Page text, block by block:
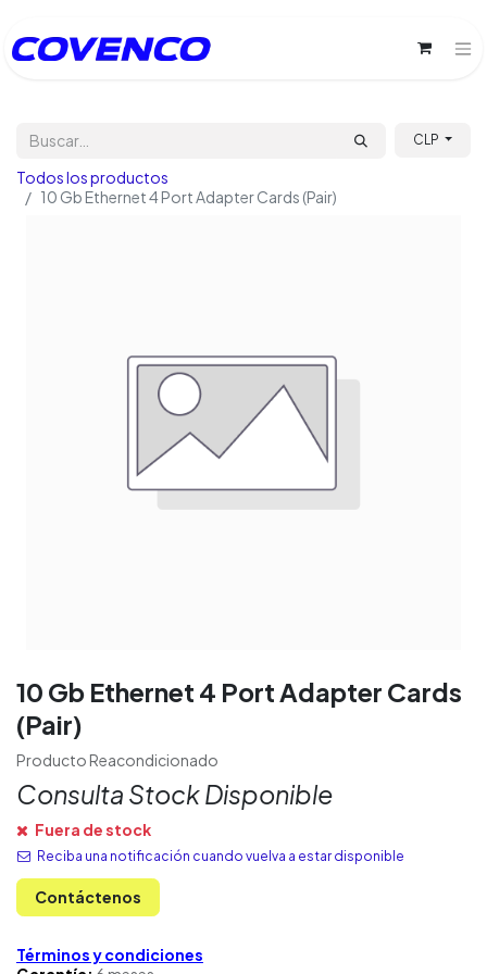
CLP
Todos los productos
10 Gb Ethernet 4 Port Adapter Cards (Pair)
10 Gb Ethernet 4 Port Adapter Cards
(Pair)
Producto Reacondicionado
Consulta Stock Disponible
Fuera de stock
Reciba una notificación cuando vuelva a estar disponible
Contáctenos
Términos y condiciones